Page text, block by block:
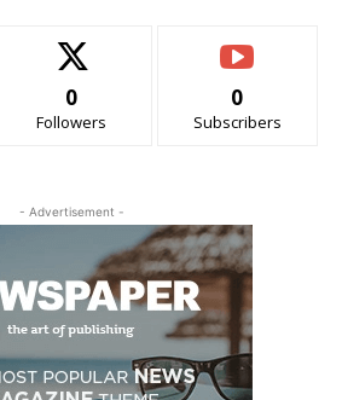
0
Followers
0
Subscribers
- Advertisement -